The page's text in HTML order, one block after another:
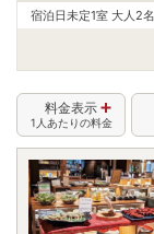
宿泊日未定1室 大人2
料金表示
1人あたりの料金